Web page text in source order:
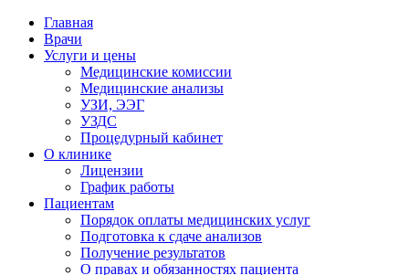
Главная
Врачи
Услуги и цены
Медицинские комиссии
Медицинские анализы
УЗИ, ЭЭГ
УЗДС
Процедурный кабинет
О клинике
Лицензии
График работы
Пациентам
Порядок оплаты медицинских услуг
Подготовка к сдаче анализов
Получение результатов
О правах и обязанностях пациента